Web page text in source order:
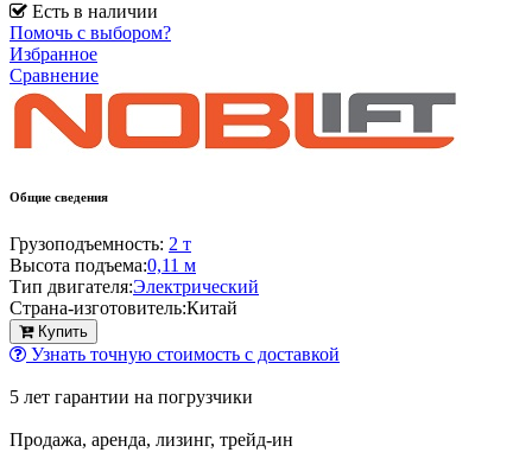
Есть в наличии
Помочь с выбором?
Избранное
Сравнение
Общие сведения
Грузоподъемность: 2 т
Высота подъема:0,11 м
Тип двигателя:Электрический
Страна-изготовитель:Китай
Купить
Узнать точную стоимость с доставкой
5 лет гарантии на погрузчики
Продажа, аренда, лизинг, трейд-ин